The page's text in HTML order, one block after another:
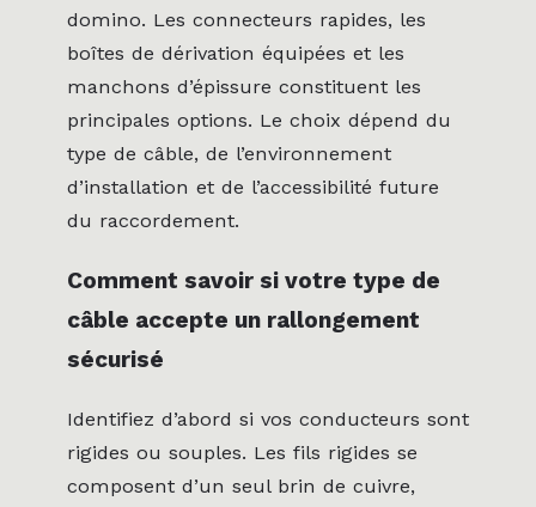
domino. Les connecteurs rapides, les
boîtes de dérivation équipées et les
manchons d’épissure constituent les
principales options. Le choix dépend du
type de câble, de l’environnement
d’installation et de l’accessibilité future
du raccordement.
Comment savoir si votre type de
câble accepte un rallongement
sécurisé
Identifiez d’abord si vos conducteurs sont
rigides ou souples. Les fils rigides se
composent d’un seul brin de cuivre,